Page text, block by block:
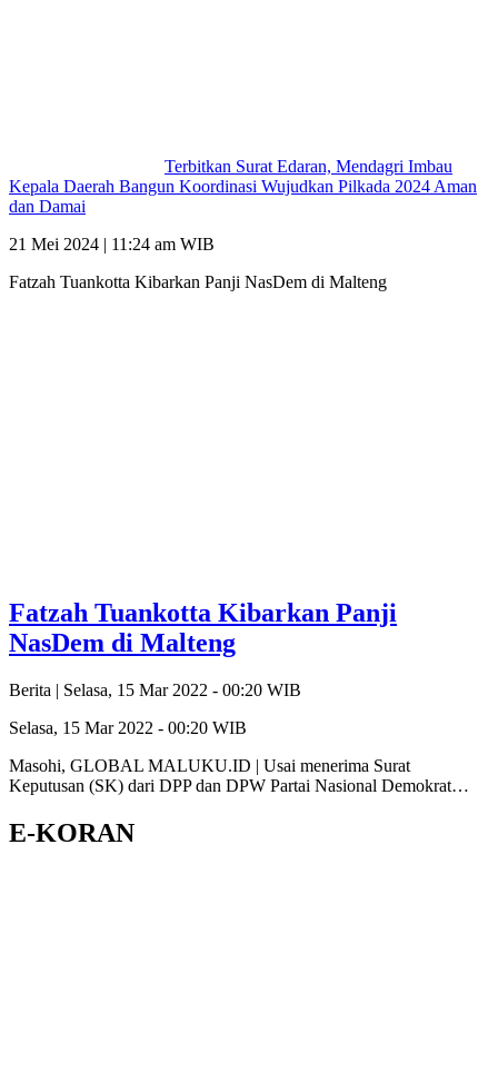
Terbitkan Surat Edaran, Mendagri Imbau
Kepala Daerah Bangun Koordinasi Wujudkan Pilkada 2024 Aman
dan Damai
21 Mei 2024 | 11:24 am WIB
Fatzah Tuankotta Kibarkan Panji NasDem di Malteng
Fatzah Tuankotta Kibarkan Panji
NasDem di Malteng
Berita | Selasa, 15 Mar 2022 - 00:20 WIB
Selasa, 15 Mar 2022 - 00:20 WIB
Masohi, GLOBAL MALUKU.ID | Usai menerima Surat
Keputusan (SK) dari DPP dan DPW Partai Nasional Demokrat…
E-KORAN